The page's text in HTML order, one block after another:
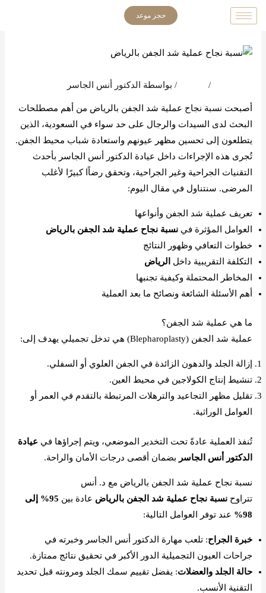
تخطي
إلى
حجز موعد
/ / بواسطة الدكتور أنس الجاسر
أصبحت نسبة نجاح عملية شد الجفن بالرياض من أهم مصطلحات
البحث لدى السيدات والرجال على حد سواء في السعودية، الذين
يتطلعون إلى تحسين مظهر عيونهم واستعادة شباب محيط الجفن.
تُجرى هذه الإجراءات داخل عيادة الدكتور أنس الجاسر بأحدث
التقنيات الجراحية وغير الجراحية، وتحقق رضاًا كبيرًا لأغلب
المرضى. سنتناول في مقال اليوم:
تعريف عملية شد الجفن وأنواعها
العوامل المؤثرة فينسبة نجاح عملية شد الجفن بالرياض
خطوات التعافي وظهور النتائج
التكلفة التقريبية داخل
الرياض
المخاطر المحتملة وكيفية تجنبها
أهم الأسئلة الشائعة ونصائح ما بعد العملية
ما هي عملية شد الجفن؟
عملية شد الجفن (Blepharoplasty) هي تدخل تجميلي يهدف إلى:
إزالة الجلد والدهون الزائدة في الجفن العلوي أو السفلي.
تنشيط إنتاج الكولاجين في محيط العين.
تقليل مظهر التجاعيد والترهلات المرتبطة بالتقدم في العمر أو
العوامل الوراثية.
تُنفذ العملية عادةً تحت التخدير الموضعي، ويتم إجراؤها في عيادة
الدكتور أنس الجاسر بضمان أقصى درجات الأمان والراحة.
نسبة نجاح عملية شد الجفن بالرياض مع د. أنس
تتراوحنسبة نجاح عملية شد الجفن بالرياض عادة بين
95% إلى
98%
عند توفر العوامل التالية:
خبرة الجراح: تلعب مهارة الدكتور أنس الجاسر وخبرته في
جراحات العيون التجميلية الدور الأكبر في تحقيق نتائج ممتازة.
حالة الجلد والعضلات: يفضل تقييم سمك الجلد ومرونته قبل تحديد
التقنية الأنسب.